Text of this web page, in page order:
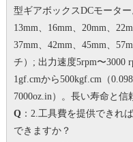
型ギアボックスDCモーター
13mm、16mm、20mm、
37mm、42mm、45mm、
チ）; 出力速度5rpm〜3000
1gf.cmから500kgf.cm（
7000oz.in）。 長い寿命と信
Q：2.工具費を提供できれ
できますか？